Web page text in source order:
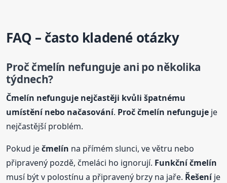
FAQ – často kladené otázky
Proččmelín nefunguje ani po několika
týdnech?
Čmelín nefunguje nejčastěji kvůli špatnému
umístění nebo načasování. Proččmelín nefunguje je
nejčastější problém.
Pokud ječmelín na přímém slunci, ve větru nebo
připravený pozdě, čmeláci ho ignorují. Funkčníčmelín
musí být v polostínu a připravený brzy na jaře. Řešeníje